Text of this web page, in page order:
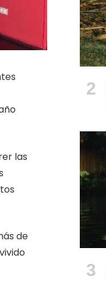
las
de